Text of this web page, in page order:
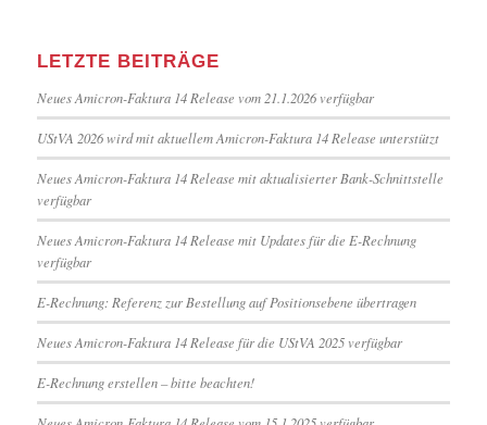
LETZTE BEITRÄGE
Neues Amicron-Faktura 14 Release vom 21.1.2026 verfügbar
UStVA 2026 wird mit aktuellem Amicron-Faktura 14 Release unterstützt
Neues Amicron-Faktura 14 Release mit aktualisierter Bank-Schnittstelle
verfügbar
Neues Amicron-Faktura 14 Release mit Updates für die E-Rechnung
verfügbar
E-Rechnung: Referenz zur Bestellung auf Positionsebene übertragen
Neues Amicron-Faktura 14 Release für die UStVA 2025 verfügbar
E-Rechnung erstellen – bitte beachten!